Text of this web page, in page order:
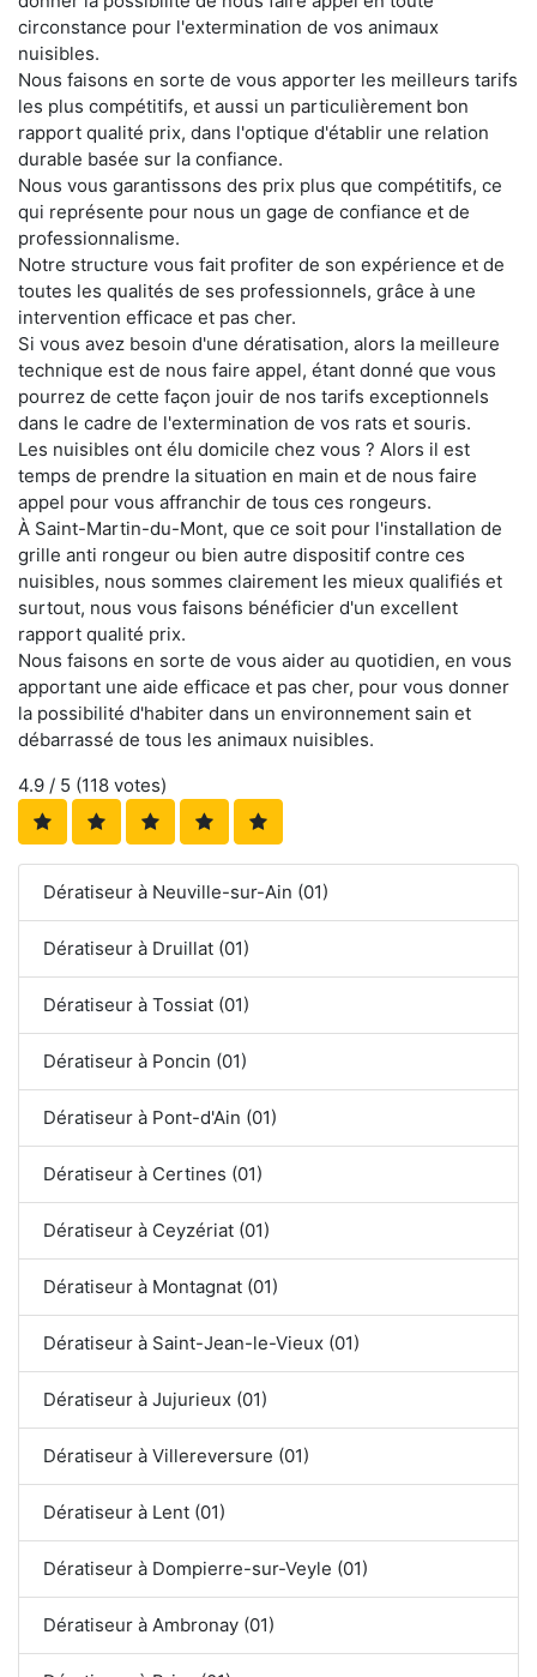
circonstance pour l'extermination de vos animaux
nuisibles.
Nous faisons en sorte de vous apporter les meilleurs tarifs
les plus compétitifs, et aussi un particulièrement bon
rapport qualité prix, dans l'optique d'établir une relation
durable basée sur la confiance.
Nous vous garantissons des prix plus que compétitifs, ce
qui représente pour nous un gage de confiance et de
professionnalisme.
Notre structure vous fait profiter de son expérience et de
toutes les qualités de ses professionnels, grâce à une
intervention efficace et pas cher.
Si vous avez besoin d'une dératisation, alors la meilleure
technique est de nous faire appel, étant donné que vous
pourrez de cette façon jouir de nos tarifs exceptionnels
dans le cadre de l'extermination de vos rats et souris.
Les nuisibles ont élu domicile chez vous ? Alors il est
temps de prendre la situation en main et de nous faire
appel pour vous affranchir de tous ces rongeurs.
À Saint-Martin-du-Mont, que ce soit pour l'installation de
grille anti rongeur ou bien autre dispositif contre ces
nuisibles, nous sommes clairement les mieux qualifiés et
surtout, nous vous faisons bénéficier d'un excellent
rapport qualité prix.
Nous faisons en sorte de vous aider au quotidien, en vous
apportant une aide efficace et pas cher, pour vous donner
la possibilité d'habiter dans un environnement sain et
débarrassé de tous les animaux nuisibles.
4.9 / 5 (118 votes)
Dératiseur à Neuville-sur-Ain (01)
Dératiseur à Druillat (01)
Dératiseur à Tossiat (01)
Dératiseur à Poncin (01)
Dératiseur à Pont-d'Ain (01)
Dératiseur à Certines (01)
Dératiseur à Ceyzériat (01)
Dératiseur à Montagnat (01)
Dératiseur à Saint-Jean-le-Vieux (01)
Dératiseur à Jujurieux (01)
Dératiseur à Villereversure (01)
Dératiseur à Lent (01)
Dératiseur à Dompierre-sur-Veyle (01)
Dératiseur à Ambronay (01)